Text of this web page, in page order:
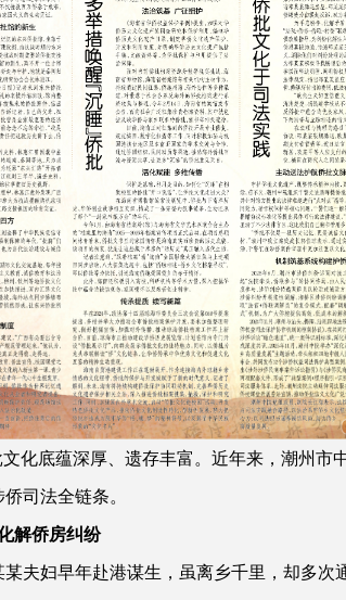
化底蕴深厚、遗存丰富。近年来，潮州市
司法全链条。
解侨房纠纷
妇早年赴港谋生，虽离乡千里，却多次